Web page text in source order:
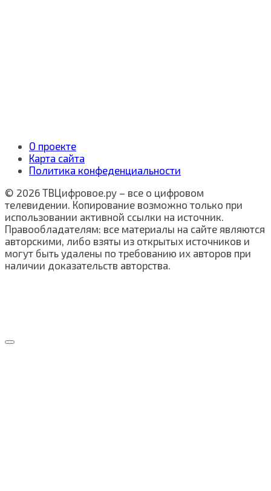
О проекте
Карта сайта
Политика конфеденциальности
© 2026 ТВЦифровое.ру – все о цифровом
телевидении. Копирование возможно только при
использовании активной ссылки на источник.
Правообладателям: все материалы на сайте являются
авторскими, либо взяты из открытых источников и
могут быть удалены по требованию их авторов при
наличии доказательств авторства.